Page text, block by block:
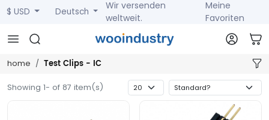
$ USD Deutsch
Wir versenden
weltweit.
Meine
Favoriten
home Test Clips - IC
Showing 1- of 87 item(s)